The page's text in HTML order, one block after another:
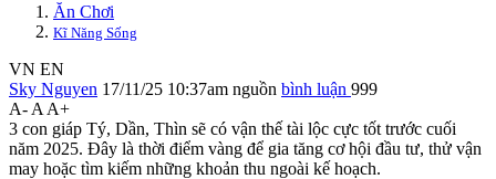
Ăn Chơi
Kĩ Năng Sống
VN EN
Sky Nguyen 17/11/25 10:37am nguồn bình luận 999
A- A A+
3 con giáp Tý, Dần, Thìn sẽ có vận thế tài lộc cực tốt trước cuối
năm 2025. Đây là thời điểm vàng để gia tăng cơ hội đầu tư, thử vận
may hoặc tìm kiếm những khoản thu ngoài kế hoạch.